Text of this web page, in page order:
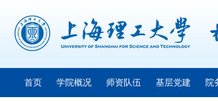
首页 学院概况 师资队伍 基层党建 院